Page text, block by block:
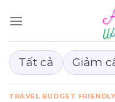
đến
dung
Tất cả Giảm
TRAVEL BUDGET FRIENDLY